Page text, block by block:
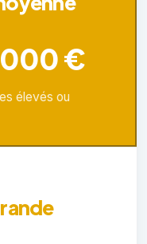
000 €
élevés ou